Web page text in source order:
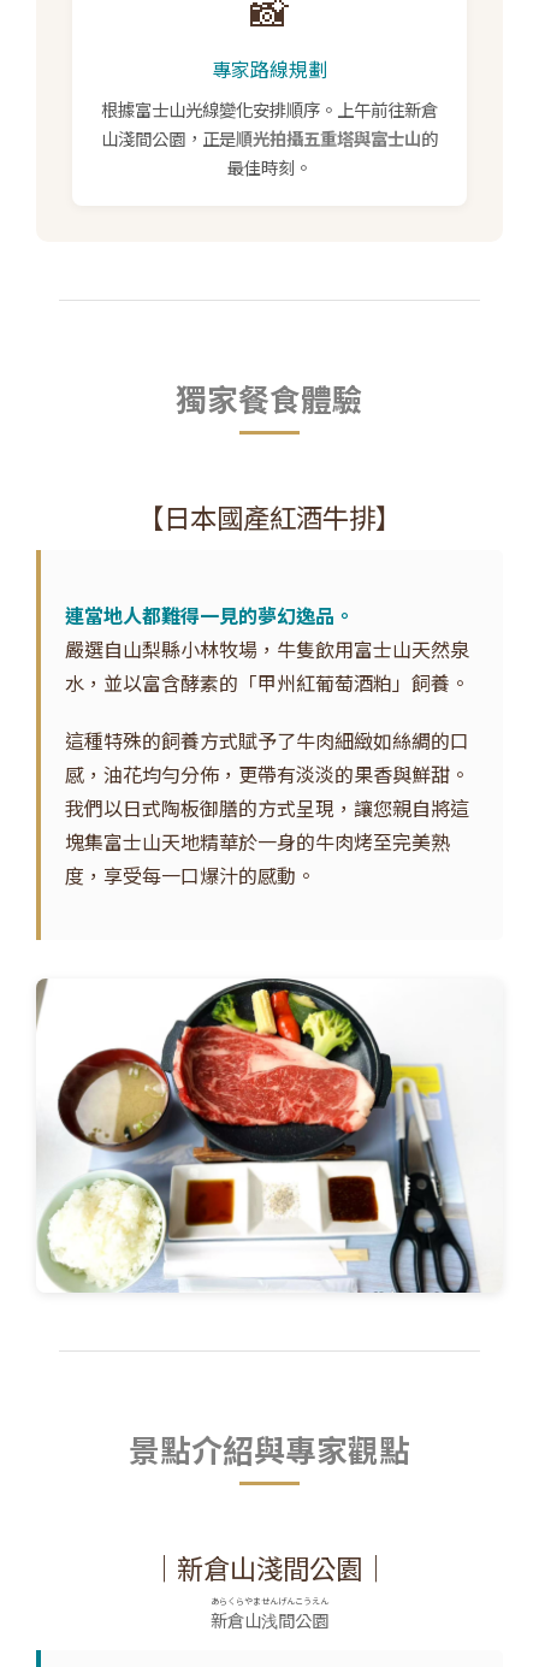
專家路線規劃
根據富士山光線變化安排順序。上午前往新倉
山淺間公園，正是順光拍攝五重塔與富士山的
最佳時刻。
獨家餐食體驗
【日本國產紅酒牛排】
連當地人都難得一見的夢幻逸品。
嚴選自山梨縣小林牧場，牛隻飲用富士山天然泉
水，並以富含酵素的「甲州紅葡萄酒粕」飼養。
這種特殊的飼養方式賦予了牛肉細緻如絲綢的口
感，油花均勻分佈，更帶有淡淡的果香與鮮甜。
我們以日式陶板御膳的方式呈現，讓您親自將這
塊集富士山天地精華於一身的牛肉烤至完美熟
度，享受每一口爆汁的感動。
景點介紹與專家觀點
｜新倉山淺間公園｜
新倉山浅間公園
あらくらやませんげんこうえん